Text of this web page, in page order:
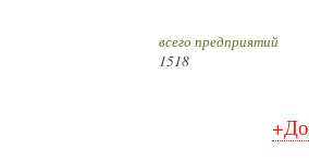
всего предприятий
1518